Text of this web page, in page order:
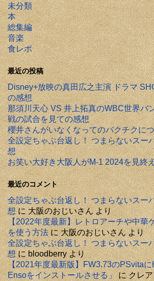
未分類
本
総集編
音楽
食レポ
最近の投稿
Disney+放映の真田広之主演 ドラマ
の感想
那須川天心 VS 井上拓真のWBC世界バ
戦の試合を見ての感想
櫻井さんがいなくなってのバクチクに
全設定ちゃぶ台返し！ つまらないスー
想
お笑い大好き大阪人がM-1 2024を見終
最近のコメント
全設定ちゃぶ台返し！ つまらないスー
想に大阪のおじいさんより
【2022年度最新】レトロアーチや中華
を使う方法に大阪のおじいさんより
全設定ちゃぶ台返し！ つまらないスー
想にbloodberryより
【2021年度最新版】FW3.73のPSvita
Ensoをインストールさせる」にクレ